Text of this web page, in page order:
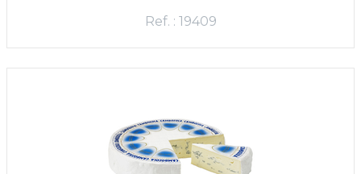
Ref. : 19409